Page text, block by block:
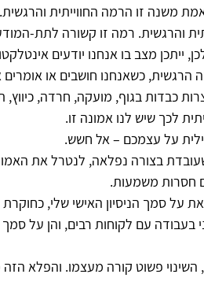
משנה זו הרמה החווייתית והרגשית.
והרגשית. רמה זו קשורה לתת-
לכן, ייתכן מצב בו אנחנו יודעים
הרגשית, כשאנחנו חושבים או
כבדות בגוף, מועקה, חרדה,
לכך שיש לנו אמונה זו.
על עצמכם – אל חשש.
בצורה נפלאה, לנטרל את
חסרות משמעות.
בעבודה עם לקוחות רבים, והן על
פשוט קורה מעצמו. והפלא